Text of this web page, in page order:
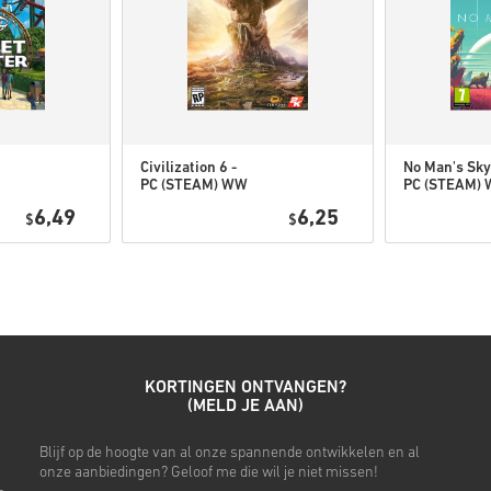
Bekijk de snelle gids
• Kies je product
• Rond je bestelling af
Daarna ontvang je een e-
$6,49
Civilization 6 -
PC (STEAM) WW
$6,25
No Man's Sky
PC (STEAM)
KORTINGEN ONTVANGEN?
(MELD JE AAN)
Blijf op de hoogte van al onze spannende ontwikkelen en al
onze aanbiedingen? Geloof me die wil je niet missen!